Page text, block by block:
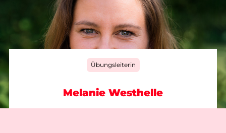
Übungsleiterin
Melanie Westhelle